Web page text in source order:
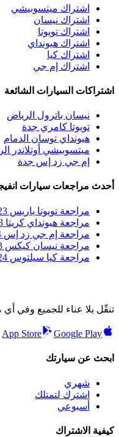
اشتراك ميتسوبيشي
اشتراك نيسان
اشتراك تويوتا
اشتراك هيونداي
اشتراك كيا
اشتراك إم جي
اشتراكات السيارات الشائعة
نيسان باترول الرياض
تويوتا كامري جدة
هيونداي توسان الدمام
ميتسوبيشي أوتلاندر
إم جي زد إس جدة
أحدث مراجعات سيارات
مراجعة تويوتا ياريس 2023
مراجعة هيونداي كريتا 2023
مراجعة إم جي زد إس EV 2024
مراجعة نيسان كيكس 2023
مراجعة كيا سيلتوس 2024
تنقّل بلا عناء للجميع وفي
App Store Google Play
ابحث عن سيارتك
شهري
اشترك لتمتلك
أسبوعي
كيفية الاشتراك